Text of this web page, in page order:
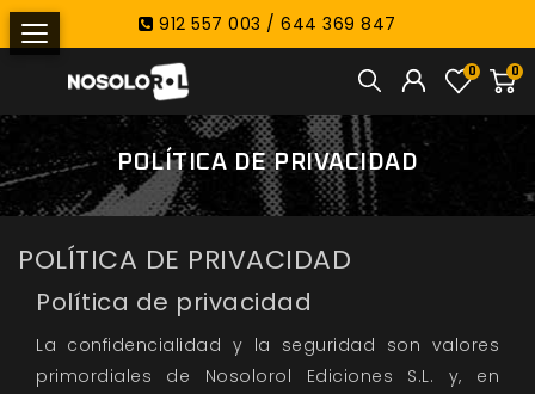
912 557 003 / 644 369 847
0
0
POLÍTICA DE PRIVACIDAD
POLÍTICA DE PRIVACIDAD
Política de privacidad
La confidencialidad y la seguridad son valores
primordiales de Nosolorol Ediciones S.L. y, en